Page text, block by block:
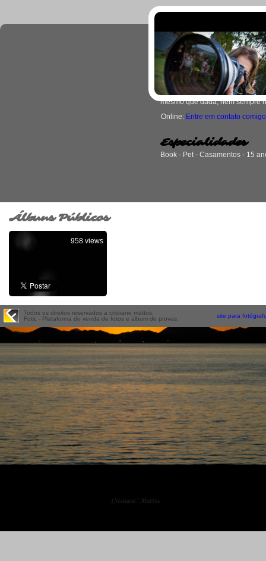
Milhares de pensamentos
passa, nada para!
que percebamos, então
mesmo que dada, nem sempre
Online: Entre em contato comigo
Especialidades
Book - Pet - Casamentos - 15
Álbuns Públicos
958 views
Todos os direitos reservados a cristiane mattos.
Fotic - Plataforma de venda de fotos e álbum de provas.
site para